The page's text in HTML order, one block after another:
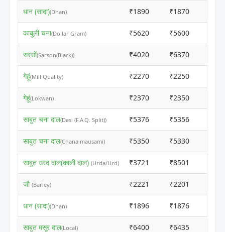
धान (सादा)(Dhan) ₹1890 ₹1870
काबुली चना(Dollar Gram) ₹5620 ₹5600
सरसों(Sarson(Black)) ₹4020 ₹6370
गेहूं(Mill Quality) ₹2270 ₹2250
गेहूं(Lokwan) ₹2370 ₹2350
साबुत चना दाल(Desi (F.A.Q. Split)) ₹5376 ₹5356
साबुत चना दाल(Chana mausami) ₹5350 ₹5330
साबुत उरद दाल(काली दाल) (Urda/Urd) ₹3721 ₹8501
जौ (Barley) ₹2221 ₹2201
धान (सादा)(Dhan) ₹1896 ₹1876
साबुत मसूर दाल(Local) ₹6400 ₹6435